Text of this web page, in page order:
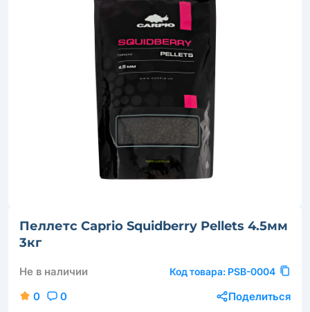
Пеллетс Caprio Squidberry Pellets 4.5мм
3кг
Не в наличии Код товара: PSB-0004
0 0 Поделиться